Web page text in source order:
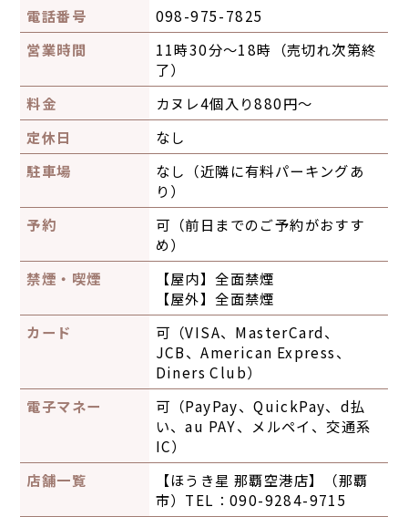
電話番号
098-975-7825
営業時間
11時30分〜18時（売切れ次第終
了）
料金
カヌレ4個入り880円〜
定休日
なし
駐車場
なし（近隣に有料パーキングあ
り）
予約
可（前日までのご予約がおすす
め）
禁煙・喫煙
【屋内】全面禁煙
【屋外】全面禁煙
カード
可（VISA、MasterCard、
JCB、American Express、
Diners Club）
電子マネー
可（PayPay、QuickPay、d払
い、au PAY、メルペイ、交通系
IC）
店舗一覧
【ほうき星 那覇空港店】（那覇
市）TEL：090-9284-9715